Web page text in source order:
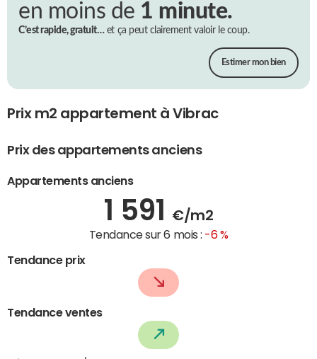
en moins de 1 minute.
C’est rapide, gratuit…et ça peut clairement valoir le coup.
Estimer mon bien
Prix m2 appartement à Vibrac
Prix des appartements anciens
Appartements anciens
1 591 €/m2
Tendance sur 6 mois : -6 %
Tendance prix
Tendance ventes